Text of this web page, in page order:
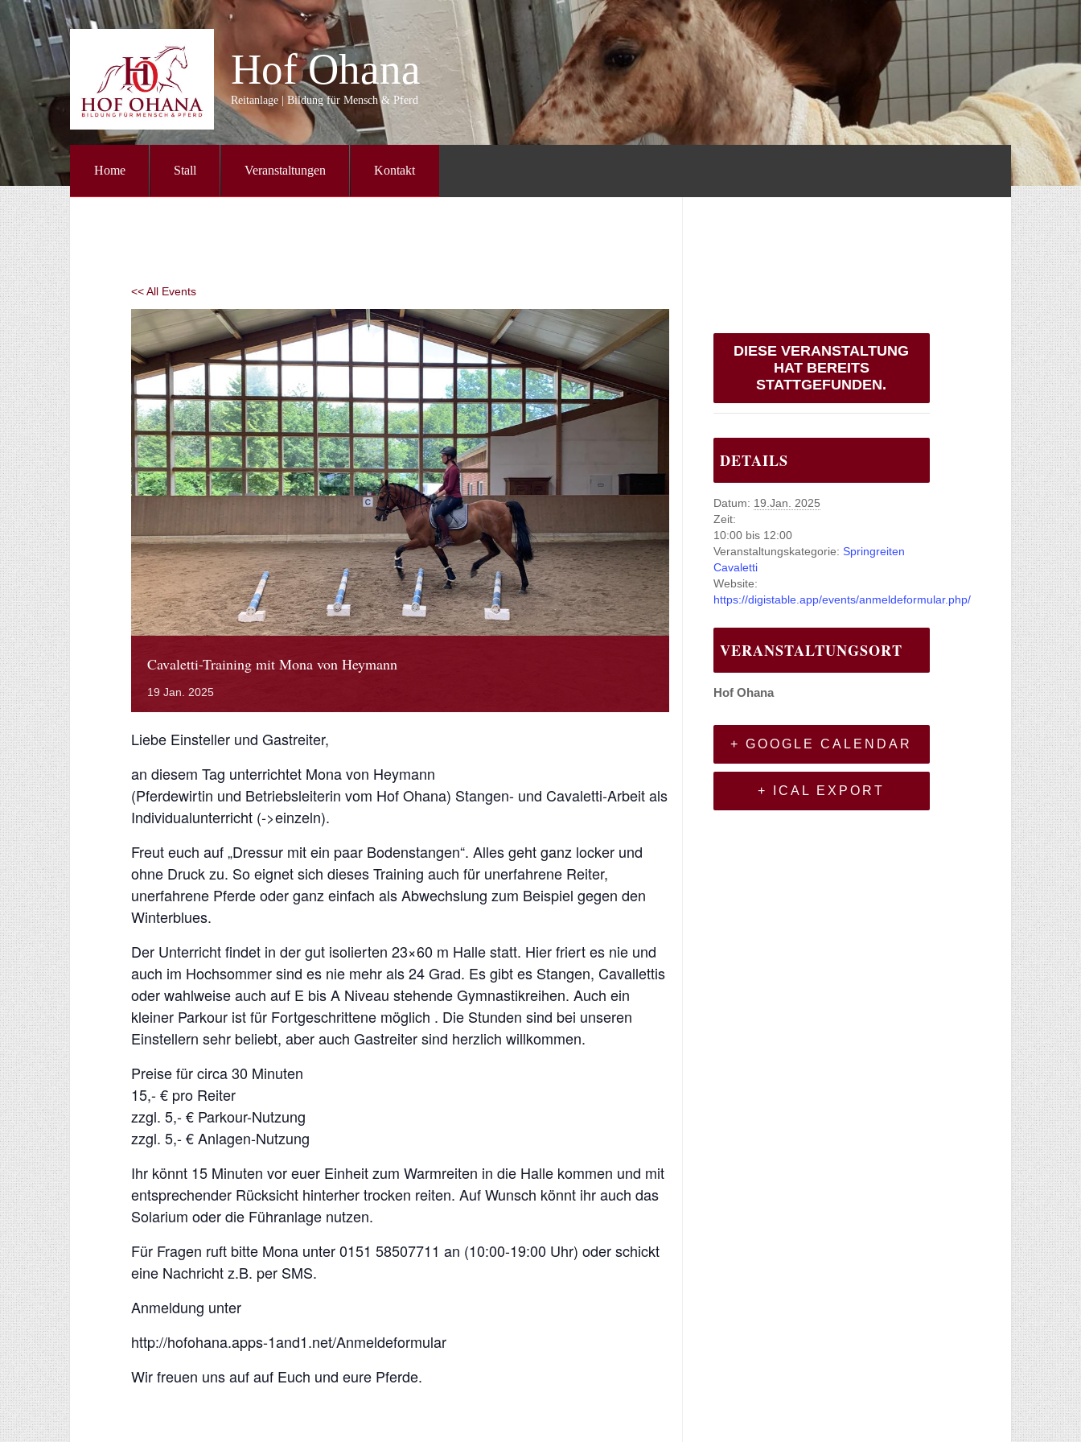
Hof Ohana
Reitanlage | Bildung für Mensch & Pferd
Home Stall Veranstaltungen Kontakt
<< All Events
Cavaletti-Training mit Mona von Heymann
19 Jan. 2025
Liebe Einsteller und Gastreiter,
an diesem Tag unterrichtet Mona von Heymann
(Pferdewirtin und Betriebsleiterin vom Hof Ohana) Stangen- und Cavaletti-Arbeit als
Individualunterricht (->einzeln).
Freut euch auf „Dressur mit ein paar Bodenstangen“. Alles geht ganz locker und
ohne Druck zu. So eignet sich dieses Training auch für unerfahrene Reiter,
unerfahrene Pferde oder ganz einfach als Abwechslung zum Beispiel gegen den
Winterblues.
Der Unterricht findet in der gut isolierten 23×60 m Halle statt. Hier friert es nie und
auch im Hochsommer sind es nie mehr als 24 Grad. Es gibt es Stangen, Cavallettis
oder wahlweise auch auf E bis A Niveau stehende Gymnastikreihen. Auch ein
kleiner Parkour ist für Fortgeschrittene möglich . Die Stunden sind bei unseren
Einstellern sehr beliebt, aber auch Gastreiter sind herzlich willkommen.
Preise für circa 30 Minuten
15,- € pro Reiter
zzgl. 5,- € Parkour-Nutzung
zzgl. 5,- € Anlagen-Nutzung
Ihr könnt 15 Minuten vor euer Einheit zum Warmreiten in die Halle kommen und mit
entsprechender Rücksicht hinterher trocken reiten. Auf Wunsch könnt ihr auch das
Solarium oder die Führanlage nutzen.
Für Fragen ruft bitte Mona unter 0151 58507711 an (10:00-19:00 Uhr) oder schickt
eine Nachricht z.B. per SMS.
Anmeldung unter
http://hofohana.apps-1and1.net/Anmeldeformular
Wir freuen uns auf auf Euch und eure Pferde.
DIESE VERANSTALTUNG
HAT BEREITS
STATTGEFUNDEN.
DETAILS
Datum: 19.Jan. 2025
Zeit:
10:00 bis 12:00
Veranstaltungskategorie: Springreiten
Cavaletti
Website:
https://digistable.app/events/anmeldeformular.php/
VERANSTALTUNGSORT
Hof Ohana
+ GOOGLE CALENDAR
+ ICAL EXPORT